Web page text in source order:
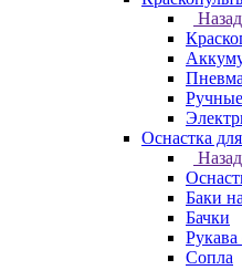
Назад
Оснастка
Назад
Баки
Бачки
Сопла